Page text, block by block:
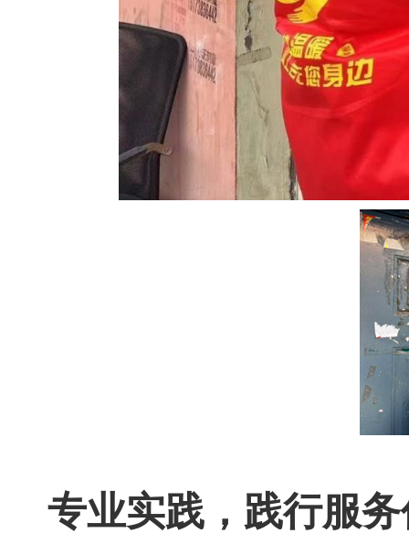
专业实践，践行服